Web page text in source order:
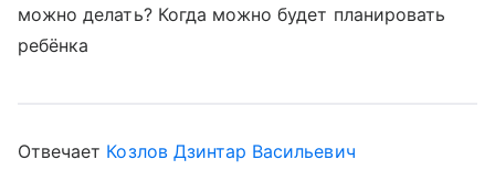
можно делать? Когда можно будет планировать
ребёнка
Отвечает Козлов Дзинтар Васильевич